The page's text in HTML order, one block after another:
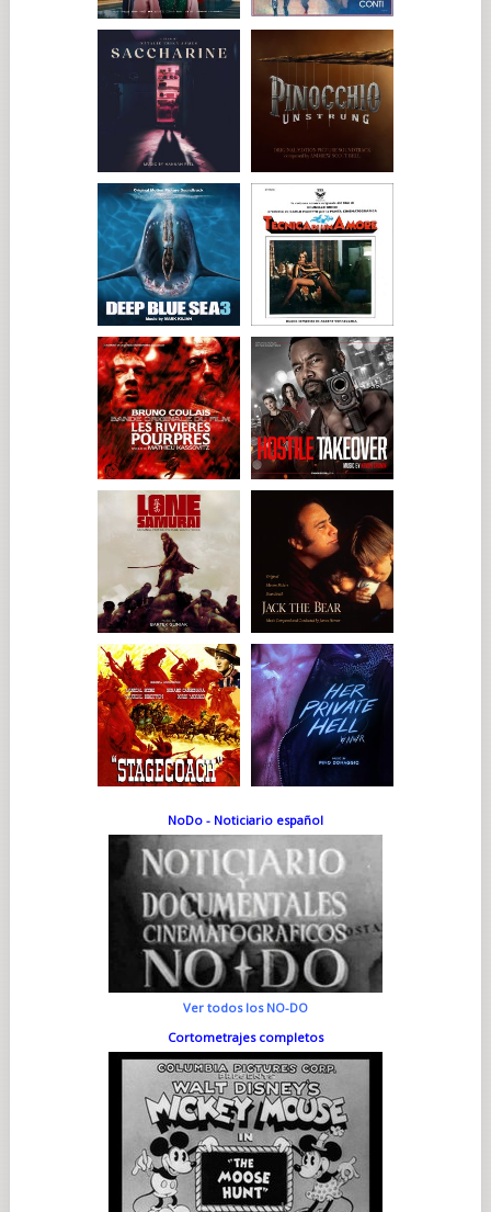
NoDo - Noticiario español
Ver todos los NO-DO
Cortometrajes completos